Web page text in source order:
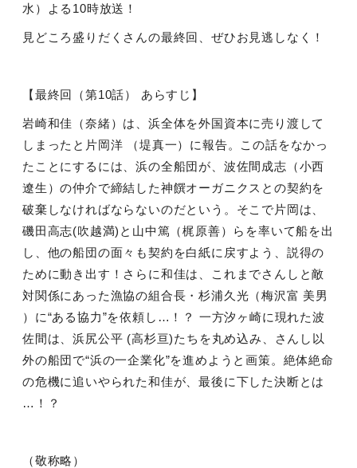
水）よる 10時放送！
見どころ盛りだくさんの最終回、ぜひお見逃しなく！
【最終回（第10話） あらすじ】
岩崎和佳（奈緒）は、浜全体を外国資本に売り渡して
しまったと片岡洋 （堤真一）に報告。この話をなかっ
たことにするには、浜の全船団が、波佐間成志（小西
遼生）の仲介で締結した神饌オーガニクスとの契約を
破棄しなければならないのだという。そこで片岡は、
磯田高志(吹越満) と山中篤（梶原善）らを率いて船を出
し、他の船団の面々も契約を白紙に戻すよう、説得の
ために動き出す！さらに和佳は、これまでさんしと敵
対関係にあった漁協の組合長・杉浦久光（梅沢富 美男
）に“ある協力”を依頼し…！？ 一方汐ヶ崎に現れた波
佐間は、浜尻公平 (高杉亘)たちを丸め込み、さんし以
外の船団で“浜の一企業化”を進めようと画策。絶体絶命
の危機に追いやられた和佳が、最後に下した決断とは
…！？
（敬称略）